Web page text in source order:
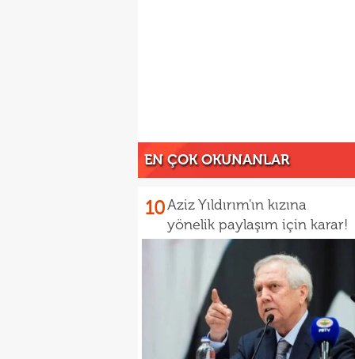
EN ÇOK OKUNANLAR
10Aziz Yıldırım'ın kızına
yönelik paylaşım için karar!